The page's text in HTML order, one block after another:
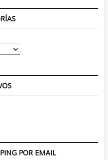
POR EMAIL